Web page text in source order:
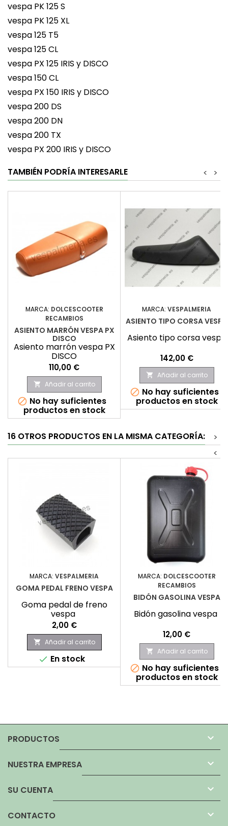
vespa PK 125 S
vespa PK 125 XL
vespa 125 T5
vespa 125 CL
vespa PX 125 IRIS y DISCO
vespa 150 CL
vespa PX 150 IRIS y DISCO
vespa 200 DS
vespa 200 DN
vespa 200 TX
vespa PX 200 IRIS y DISCO
TAMBIÉN PODRÍA INTERESARLE
>
<
MARCA: DOLCESCOOTER
RECAMBIOS
ASIENTO MARRÓN VESPA PX
DISCO
Asiento marrón vespa PX
DISCO
Precio
110,00 €
 Añadir al carrito
 No hay suficientes
productos en stock
MARCA: VESPALMERIA
ASIENTO TIPO CORSA VESPA
Asiento tipo corsa vespa
Precio
142,00 €
 Añadir al carrito
 No hay suficientes
productos en stock
16 OTROS PRODUCTOS EN LA MISMA CATEGORÍA:
>
<
MARCA: VESPALMERIA
GOMA PEDAL FRENO VESPA
Goma pedal de freno
vespa
Precio
2,00 €
 Añadir al carrito
 En stock
MARCA: DOLCESCOOTER
RECAMBIOS
BIDÓN GASOLINA VESPA
Bidón gasolina vespa
Precio
12,00 €
 Añadir al carrito
 No hay suficientes
productos en stock
PRODUCTOS 
NUESTRA EMPRESA 
SU CUENTA 
CONTACTO 